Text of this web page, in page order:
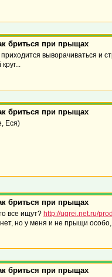
бриться при прыщах
выворачиваться и
бриться при прыщах
Еся)
бриться при прыщах
все ищут? http://ugrei.net.ru/
но у меня и не прыщи
бриться при прыщах